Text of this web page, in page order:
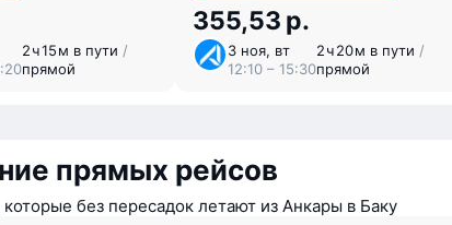
2 ⁠ч 15 ⁠м в пути /
прямой
355,53 р.
3 ноя, вт
12:10 – 15:30
2 ⁠ч 20 ⁠м в пути /
прямой
прямых рейсов
без пересадок летают из Анкары в Баку